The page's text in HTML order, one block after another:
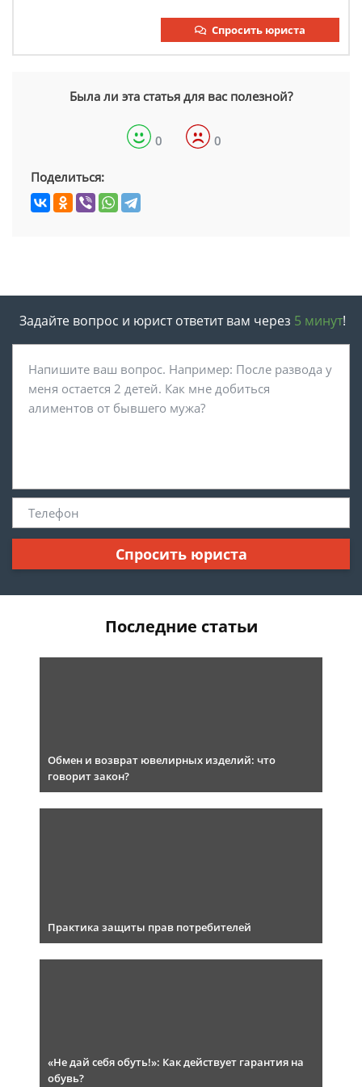
Спросить юриста
Была ли эта статья для вас полезной?
0 0
Поделиться:
Задайте вопрос и юрист ответит вам через 5 минут!
Спросить юриста
Последние статьи
Обмен и возврат ювелирных изделий: что
говорит закон?
Практика защиты прав потребителей
«Не дай себя обуть!»: Как действует гарантия на
обувь?